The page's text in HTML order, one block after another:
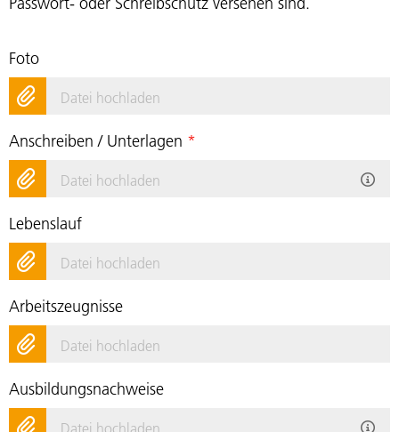
Foto
Datei hochladen
Anschreiben / Unterlagen *
Datei hochladen
Lebenslauf
Datei hochladen
Arbeitszeugnisse
Datei hochladen
Ausbildungsnachweise
Datei hochladen